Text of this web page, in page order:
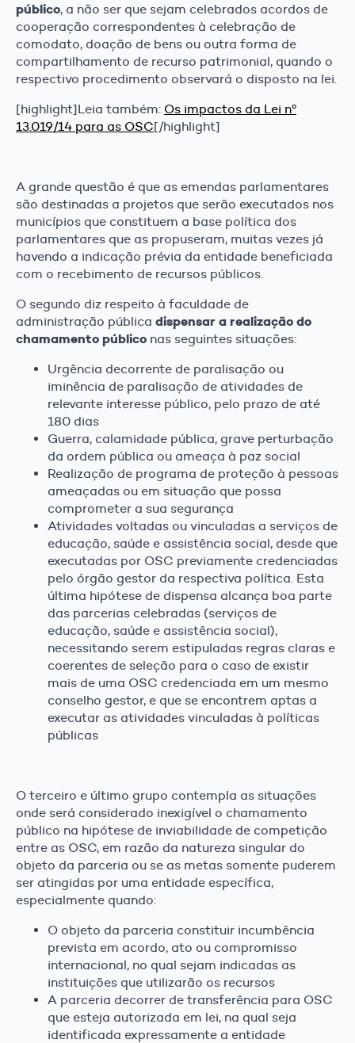
público, a não ser que sejam celebrados acordos de
cooperação correspondentes à celebração de
comodato, doação de bens ou outra forma de
compartilhamento de recurso patrimonial, quando o
respectivo procedimento observará o disposto na lei.
[highlight]Leia também: Os impactos da Lei nº
13.019/14 para as OSC[/highlight]
A grande questão é que as emendas parlamentares
são destinadas a projetos que serão executados nos
municípios que constituem a base política dos
parlamentares que as propuseram, muitas vezes já
havendo a indicação prévia da entidade beneficiada
com o recebimento de recursos públicos.
O segundo diz respeito à faculdade de
administração pública dispensar a realização do
chamamento público nas seguintes situações:
Urgência decorrente de paralisação ou
iminência de paralisação de atividades de
relevante interesse público, pelo prazo de até
180 dias
Guerra, calamidade pública, grave perturbação
da ordem pública ou ameaça à paz social
Realização de programa de proteção à pessoas
ameaçadas ou em situação que possa
comprometer a sua segurança
Atividades voltadas ou vinculadas a serviços de
educação, saúde e assistência social, desde que
executadas por OSC previamente credenciadas
pelo órgão gestor da respectiva política. Esta
última hipótese de dispensa alcança boa parte
das parcerias celebradas (serviços de
educação, saúde e assistência social),
necessitando serem estipuladas regras claras e
coerentes de seleção para o caso de existir
mais de uma OSC credenciada em um mesmo
conselho gestor, e que se encontrem aptas a
executar as atividades vinculadas à políticas
públicas
O terceiro e último grupo contempla as situações
onde será considerado inexigível o chamamento
público na hipótese de inviabilidade de competição
entre as OSC, em razão da natureza singular do
objeto da parceria ou se as metas somente puderem
ser atingidas por uma entidade específica,
especialmente quando:
O objeto da parceria constituir incumbência
prevista em acordo, ato ou compromisso
internacional, no qual sejam indicadas as
instituições que utilizarão os recursos
A parceria decorrer de transferência para OSC
que esteja autorizada em lei, na qual seja
identificada expressamente a entidade